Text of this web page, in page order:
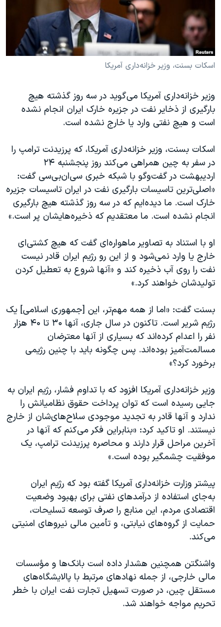
فرهنگ و زندگی
حقوق شهروندی
اقتصادی
علم و فناوری
گالری عکس
آرشیو پخش زنده
مستندها
انتخابات ریاست جمهوری آمریکا ۲۰۲۴
حمله جمهوری اسلامی به اسرائیل
رمز مهسا
اعتراضات زن، زندگی، آزادی
مجموعه مستندهای دادخواهی
دادگاه حمید نوری
چهل سال گروگان‌گیری
قانون شفافیت دارائی کادر رهبری ایران
اعتراضات مردمی آبان ۹۸
اسرائیل در جنگ
نرگس محمدی برنده جایزه نوبل صلح
همایش محافظه‌کاران آمریکا «سی‌پک»
صفحه‌های ویژه
دنبال کنید
اسکات بسنت، وزیر خزانه‌داری آمریکا
وزیر خزانه‌داری آمریکا می‌گوید در سه روز گذشته هیچ
بارگیری از ذخایر نفت در جزیره خارک ایران انجام نشده
است و هیچ نفتی وارد یا خارج نشده است.
اسکات بسنت، وزیر خزانه‌داری آمریکا، که پرزیدنت ترامپ را
در سفر به چین همراهی می‌کند روز پنجشنبه ۲۴
اردیبهشت در گفت‌و‌گو با شبکه خبری سی‌ان‌بی‌سی گفت:
«اصلی‌ترین تاسیسات بارگیری نفت در ایران تاسیسات جزیره
خارک است. ما دیده‌ایم که در سه روز گذشته هیچ بارگیری
انجام نشده است. ما معتقدیم که ذخیره‌هایشان پر است.»
او با استناد به تصاویر ماهواره‌ای گفت که هیچ کشتی‌ای
خارج یا وارد نمی‌شود و از این رو رژیم ایران قادر نیست
نفت را روی آب ذخیره کند و «آنها شروع به تعطیل کردن
تولید‌شان خواهند کرد.»
بسنت گفت: «اما از همه مهم‌تر، این [جمهوری اسلامی] یک
رژیم شریر است. تاکنون در سال جاری، آنها ۳۰ تا ۴۰ هزار
نفر را اعدام کرده‌اند که بسیاری از آنها معترضان
مسالمت‌آمیز بوده‌اند. پس چگونه باید با چنین رژیمی
برخورد کرد؟»
وزیر خزانه‌داری آمریکا افزود که با تداوم فشار، رژیم ایران به
جایی رسیده است که توان پرداخت حقوق نظامیانش را
ندارد و آنها قادر به تجدید موجودی سلاح‌های‌شان از خارج
نیستند. او تاکید کرد: «بنابراین فکر می‌کنم که آنها در
آخرین مراحل قرار دارند و محاصره پرزیدنت ترامپ، یک
موفقیت چشمگیر بوده است.»
پیشتر وزارت خزانه‌داری آمریکا گفته بود که رژیم ایران
به‌جای استفاده از درآمدهای نفتی برای بهبود وضعیت
اقتصادی مردم، این منابع را صرف توسعه تسلیحات،
حمایت از گروه‌های نیابتی، و تأمین مالی نیروهای امنیتی
می‌کند.
واشنگتن همچنین هشدار داده است بانک‌ها و مؤسسات
مالی خارجی، از جمله نهادهای مرتبط با پالایشگاه‌های
مستقل چین، در صورت تسهیل تجارت نفت ایران با خطر
تحریم مواجه خواهند شد.